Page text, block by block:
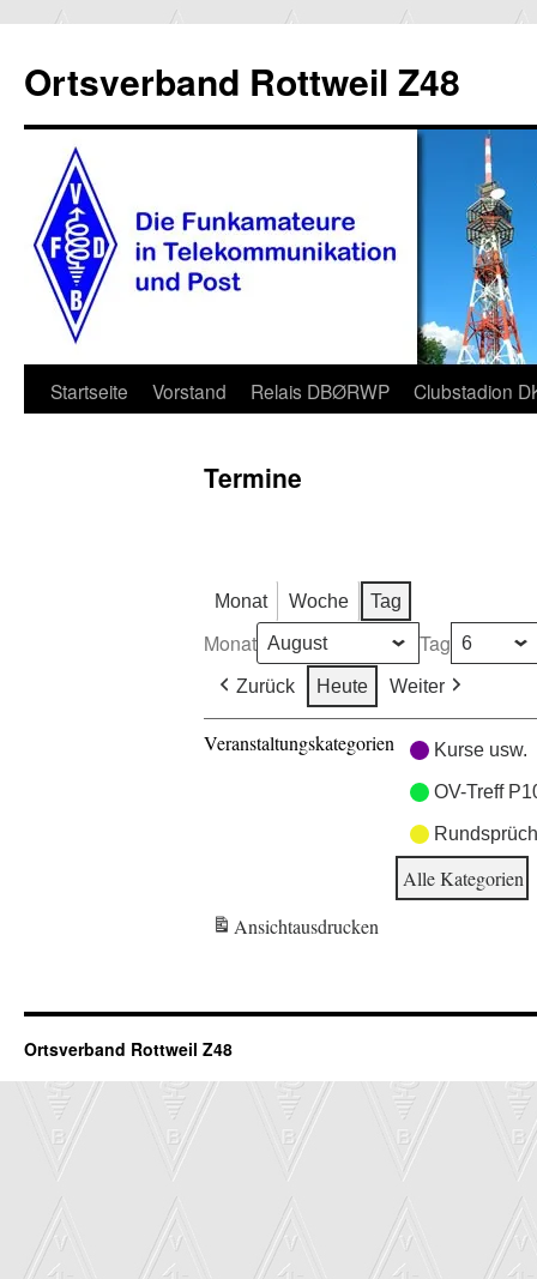
Ortsverband Rottweil Z48
Zum
Startseite Vorstand Relais DBØRWP Clubstadion
Termine
Monat Woche Tag
Monat Tag
Zurück Heute Weiter
Veranstaltungskategorien Kurse usw.
OV-Treff
Alle Kategorien
Ansichtausdrucken
Ortsverband Rottweil Z48